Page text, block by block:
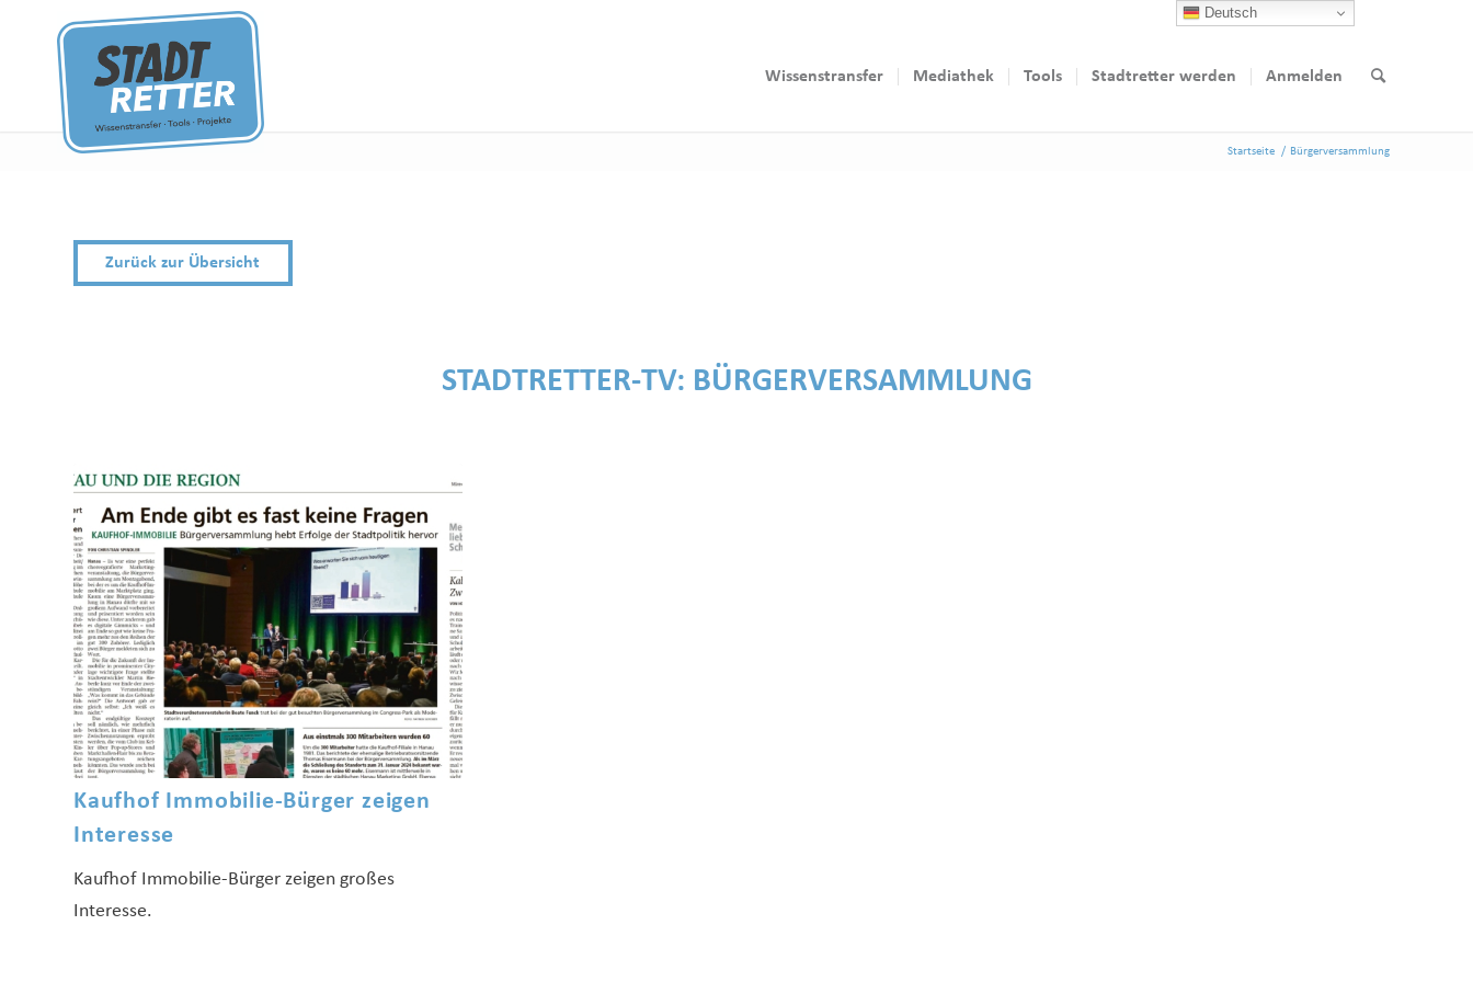
Wissenstransfer Mediathek Tools Stadtretter werden Anmelden
Startseite / Bürgerversammlung
Zurück zur Übersicht
STADTRETTER-TV: BÜRGERVERSAMMLUNG
Kaufhof Immobilie-Bürger zeigen
Interesse
Kaufhof Immobilie-Bürger zeigen großes
Interesse.
Deutsch